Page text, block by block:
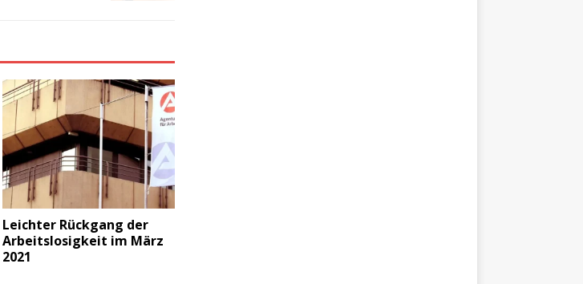
Leichter Rückgang der
Arbeitslosigkeit im März
2021